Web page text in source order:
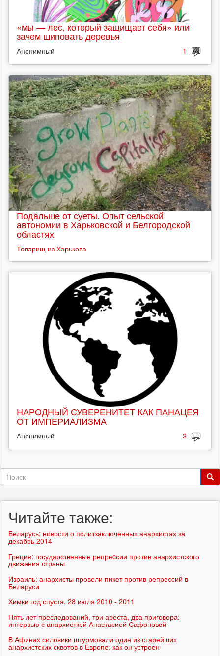
«мы — лес, который защищает себя» или
зачем шиповать деревья
Анонимный 1
Подальше от суеты. Опыт сельской
автономии в Харьковской и Белгородской
областях
Товарищ из Харькова
НАРОДНЫЙ СУВЕРЕНИТЕТ КАК ПАНАЦЕЯ
ОТ ИМПЕРИАЛИЗМА
Анонимный 2
Форма
Читайте также:
Беларусь: новости о политзаключенных анархистах за
декабрь 2014
Греция: государственные репреcсии против анархистского
движения страны
Израиль: анархисты провели пикет против репрессий в
Беларуси
Химки год спустя. 28 июля 2010 - 2011
Пять лет преследований, три ареста, два приговора:
интервью с анархисткой Анастасией Сафоновой
В Афинах силовики штурмовали один из старейших
анархистских сквотов в Европе: как он устроен